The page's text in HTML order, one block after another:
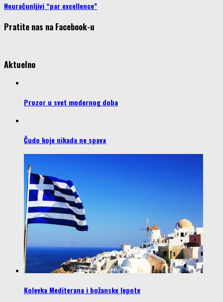
Neuračunljivi “par excellence”
Pratite nas na Facebook-u
Aktuelno
Prozor u svet modernog doba
Čudo koje nikada ne spava
Kolevka Mediterana i božanske lepote